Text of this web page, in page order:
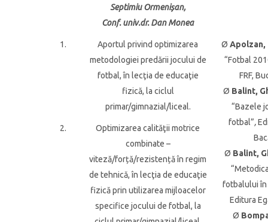
Septimiu Ormenișan,
Conf. univ.dr. Dan Monea
1.
Aportul privind optimizarea
metodologiei predării jocului de
fotbal, în lecţia de educaţie
fizică, la ciclul
primar/gimnazial/liceal.
Ø Apolzan,
“Fotbal
FRF,
Ø Balint,
“Bazele
fotbal”,
Ø Balint,
fotbalului în
Editura
Ø
2.
Optimizarea calităţii motrice
combinate –
viteză/forță/rezistență în regim
de tehnică, în lecţia de educaţie
fizică prin utilizarea mijloacelor
specifice jocului de fotbal, la